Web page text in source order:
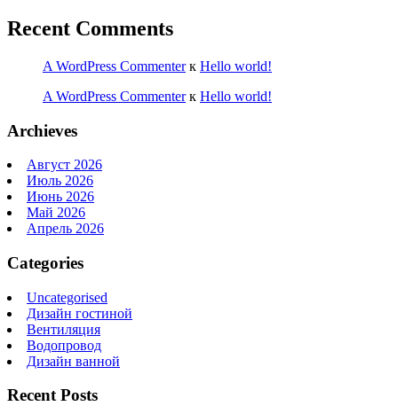
Recent Comments
A WordPress Commenterк Hello world!
A WordPress Commenterк Hello world!
Archieves
Август 2026
Июль 2026
Июнь 2026
Май 2026
Апрель 2026
Categories
Uncategorised
Дизайн гостиной
Вентиляция
Водопровод
Дизайн ванной
Recent Posts